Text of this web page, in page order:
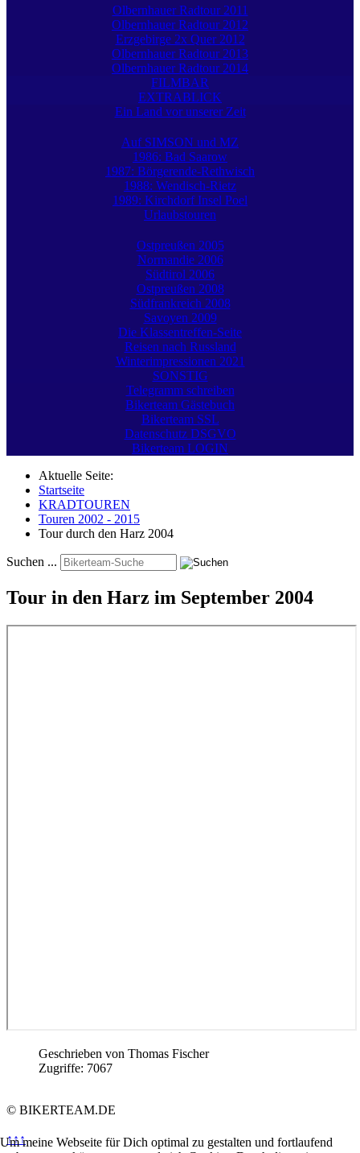
Olbernhauer Radtour 2011
Olbernhauer Radtour 2012
Erzgebirge 2x Quer 2012
Olbernhauer Radtour 2013
Olbernhauer Radtour 2014
FILMBAR
EXTRABLICK
Ein Land vor unserer Zeit
Auf SIMSON und MZ
1986: Bad Saarow
1987: Börgerende-Rethwisch
1988: Wendisch-Rietz
1989: Kirchdorf Insel Poel
Urlaubstouren
Ostpreußen 2005
Normandie 2006
Südtirol 2006
Ostpreußen 2008
Südfrankreich 2008
Savoyen 2009
Die Klassentreffen-Seite
Reisen nach Russland
Winterimpressionen 2021
SONSTIG
Telegramm schreiben
Bikerteam Gästebuch
Bikerteam SSL
Datenschutz DSGVO
Bikerteam LOGIN
Aktuelle Seite:
Startseite
KRADTOUREN
Touren 2002 - 2015
Tour durch den Harz 2004
Suchen ...
Tour in den Harz im September 2004
Geschrieben von Thomas Fischer
Zugriffe: 7067
© BIKERTEAM.DE
↑↑↑
Um meine Webseite für Dich optimal zu gestalten und fortlaufend